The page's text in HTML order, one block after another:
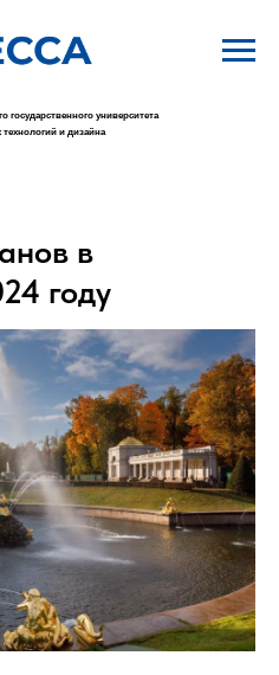
государственного университета
и дизайна
в
году